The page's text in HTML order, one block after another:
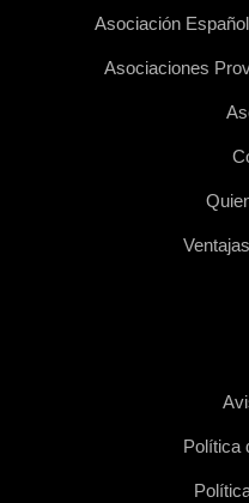
Asociación
Asociaciones
Política